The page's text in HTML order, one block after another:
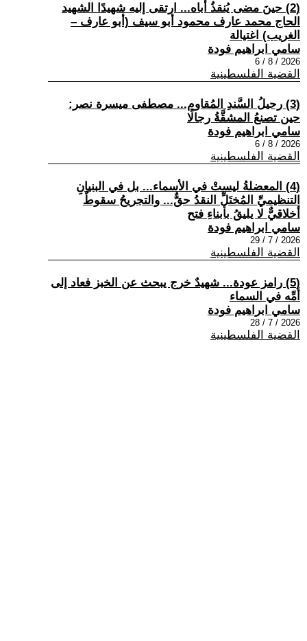
(2) حينَ مضى يُنقذُ أباه... ارتقى إليه شهيدًا الشهيد
الحاج محمد عارف محمود أبو سيف (أبو عارف –
الغريب) اغتيالة
سامي ابراهيم فودة
2026 / 8 / 6
القضية الفلسطينية
(3) رحيلُ السَّندِ المُقاوم... مصطفى ميسرة نصر:
حين تصنعُ المشقَّةُ رجالًا
سامي ابراهيم فودة
2026 / 8 / 6
القضية الفلسطينية
(4) المعضلةُ ليستْ في الأسماء... بل في البنيانِ
التنظيميِّ المُختَلِّ النقدُ حقٌّ... والتجريحُ سقوطٌ
أخلاقيٌّ لا يليقُ بأبناءِ فتح
سامي ابراهيم فودة
2026 / 7 / 29
القضية الفلسطينية
(5) رامز عودة... شهيدٌ خرج يبحث عن الخبز فعاد إلى
أمِّه في السماء
سامي ابراهيم فودة
2026 / 7 / 28
القضية الفلسطينية